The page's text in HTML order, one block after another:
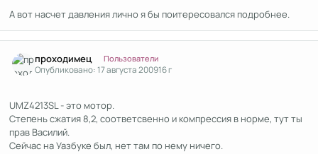
А вот насчет давления лично я бы поитересовался подробнее.
проходимец Пользователи
Опубликовано:17 августа 200916 г
UMZ4213SL - это мотор.
Степень сжатия 8,2, соответсвенно и компрессия в норме, тут ты
прав Василий.
Сейчас на Уазбуке был, нет там по нему ничего.